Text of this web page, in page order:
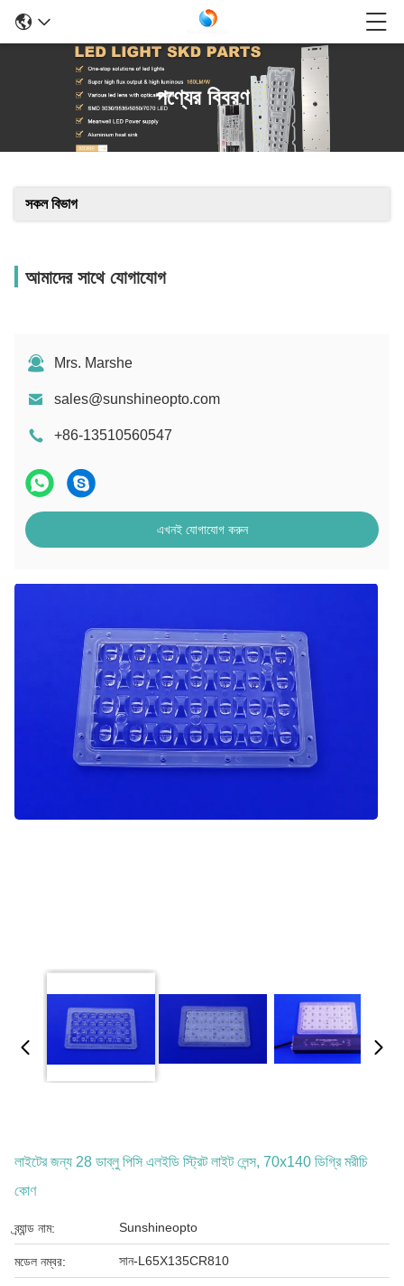
পণ্যের বিবরণ
সকল বিভাগ
আমাদের সাথে যোগাযোগ
Mrs. Marshe
sales@sunshineopto.com
+86-13510560547
এখনই যোগাযোগ করুন
লাইটের জন্য 28 ডাব্লু পিসি এলইডি স্ট্রিট লাইট লেন্স, 70x140 ডিগ্রি মরীচি
কোণ
ব্র্যান্ড নাম: Sunshineopto
মডেল নম্বর: সান-L65X135CR810